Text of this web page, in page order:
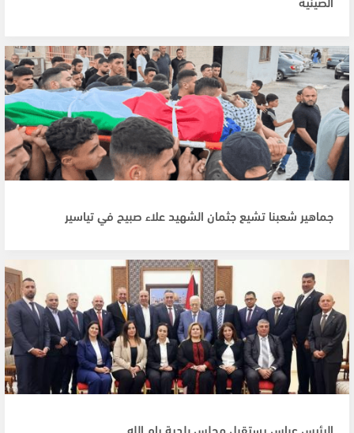
جماهير شعبنا تشيع جثمان الشهيد علاء صبيح في تياسير
الرئيس عباس يستقبل مجلس بلدية رام الله